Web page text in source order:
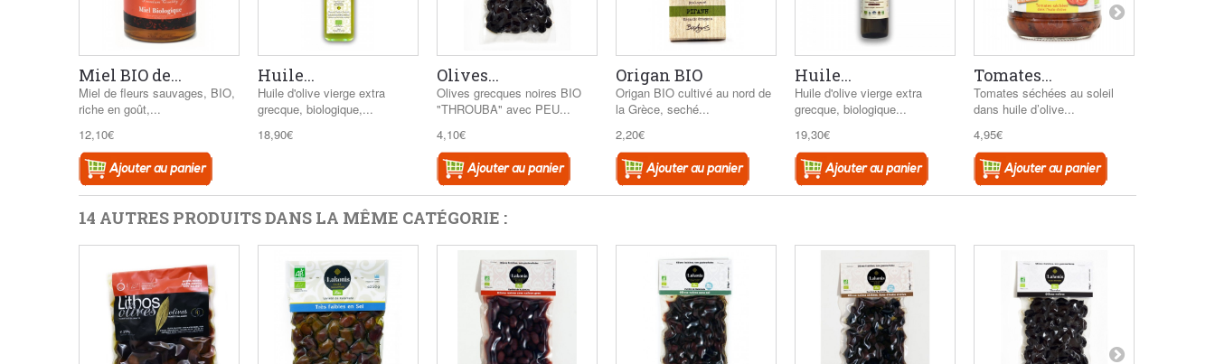
Miel BIO de...
Miel de fleurs sauvages, BIO,
riche en goût,...
12,10€
Huile...
Huile d'olive vierge extra
grecque, biologique,...
18,90€
Olives...
Olives grecques noires BIO
"THROUBA" avec PEU...
4,10€
Origan BIO
Origan BIO cultivé au nord de
la Grèce, seché...
2,20€
Huile...
Huile d'olive vierge extra
grecque, biologique...
19,30€
Tomates...
Tomates séchées au soleil
dans huile d’olive...
4,95€
14 AUTRES PRODUITS DANS LA MÊME CATÉGORIE :